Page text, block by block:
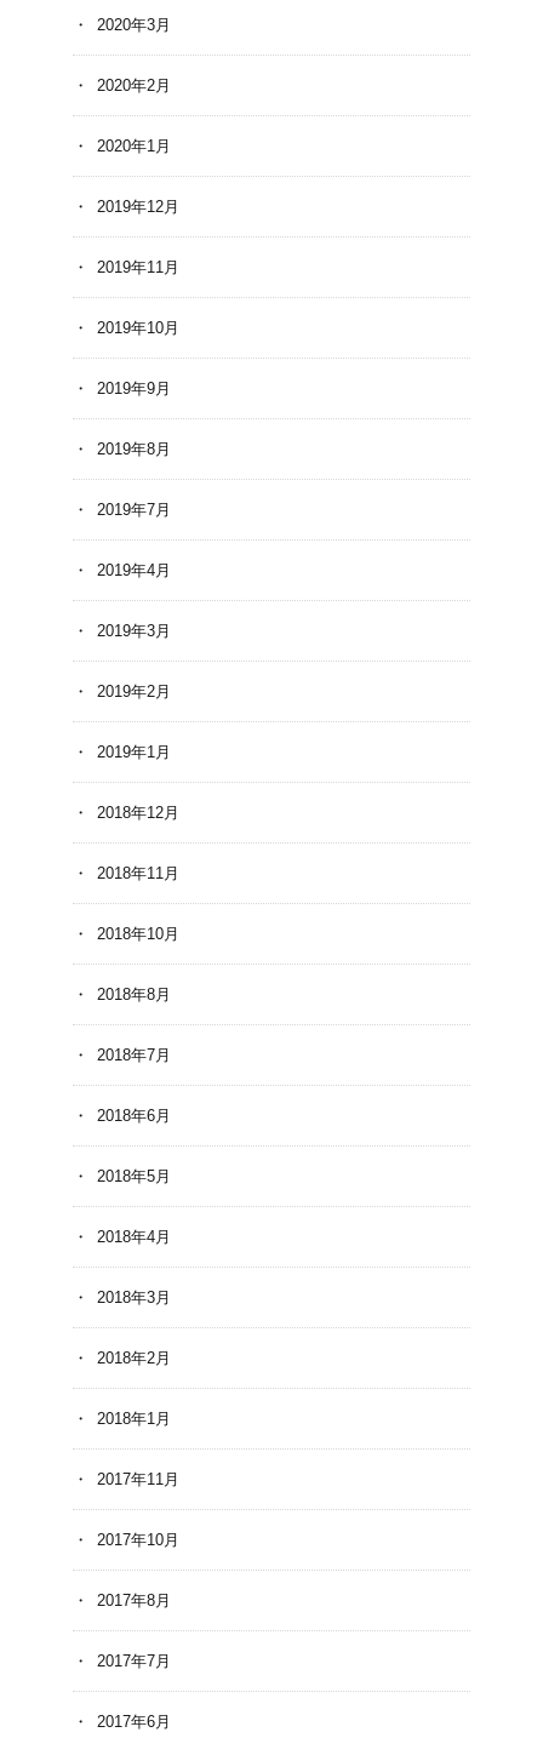
2020年3月
2020年2月
2020年1月
2019年12月
2019年11月
2019年10月
2019年9月
2019年8月
2019年7月
2019年4月
2019年3月
2019年2月
2019年1月
2018年12月
2018年11月
2018年10月
2018年8月
2018年7月
2018年6月
2018年5月
2018年4月
2018年3月
2018年2月
2018年1月
2017年11月
2017年10月
2017年8月
2017年7月
2017年6月